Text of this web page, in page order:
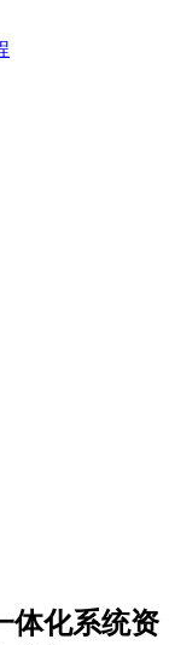
体化系统资